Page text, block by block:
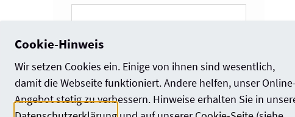
Passwort:
Cookie-Hinweis
Wir setzen Cookies ein. Einige von ihnen sind wesentlich,
damit die Webseite funktioniert. Andere helfen, unser Online-
Angebot stetig zu verbessern. Hinweise erhalten Sie in